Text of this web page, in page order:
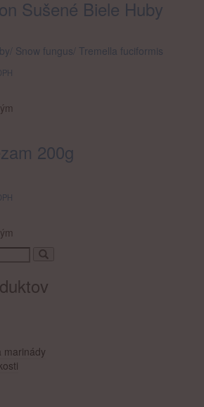
Sušené Biele Huby
Snow fungus/ Tremella fuciformis
200g
marinády